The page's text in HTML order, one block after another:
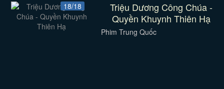
18/18
Triệu Dương Công Chúa -
Quyền Khuynh Thiên Hạ
Phim Trung Quốc